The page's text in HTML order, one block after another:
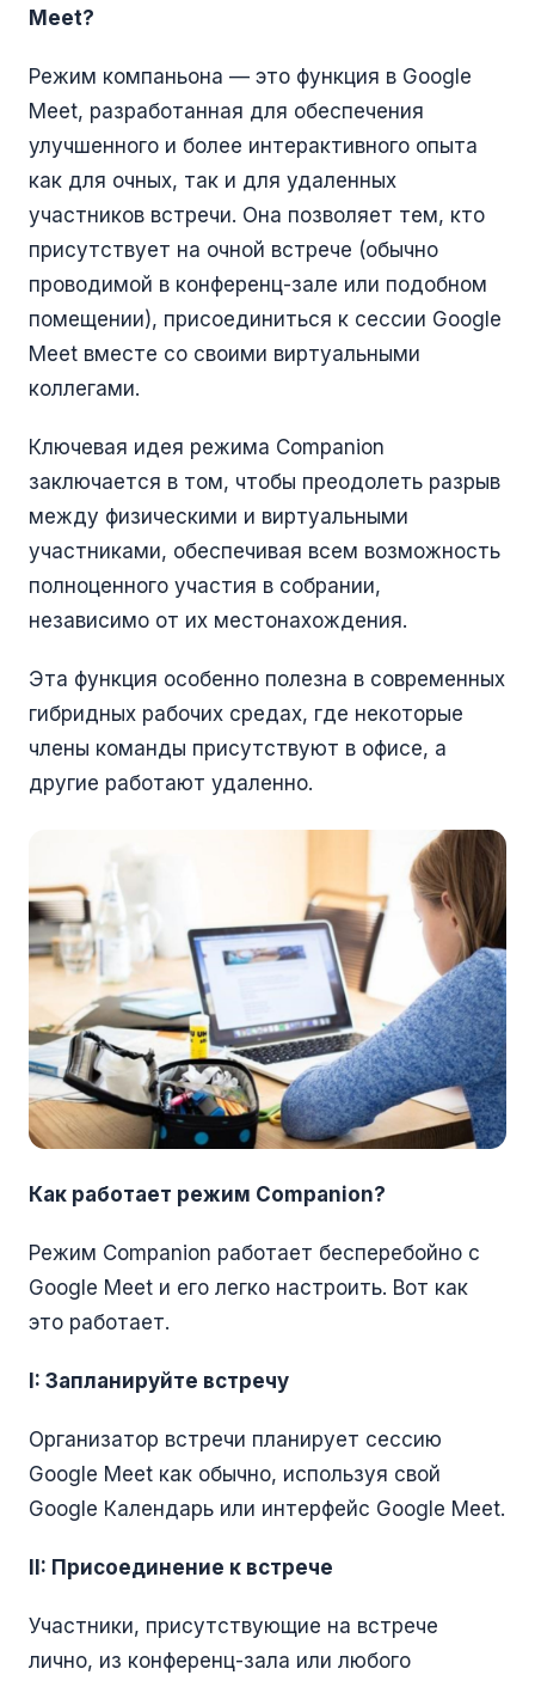
Meet?
Режим компаньона — это функция в Google
Meet, разработанная для обеспечения
улучшенного и более интерактивного опыта
как для очных, так и для удаленных
участников встречи. Она позволяет тем, кто
присутствует на очной встрече (обычно
проводимой в конференц-зале или подобном
помещении), присоединиться к сессии Google
Meet вместе со своими виртуальными
коллегами.
Ключевая идея режима Companion
заключается в том, чтобы преодолеть разрыв
между физическими и виртуальными
участниками, обеспечивая всем возможность
полноценного участия в собрании,
независимо от их местонахождения.
Эта функция особенно полезна в современных
гибридных рабочих средах, где некоторые
члены команды присутствуют в офисе, а
другие работают удаленно.
Как работает режим Companion?
Режим Companion работает бесперебойно с
Google Meet и его легко настроить. Вот как
это работает.
I: Запланируйте встречу
Организатор встречи планирует сессию
Google Meet как обычно, используя свой
Google Календарь или интерфейс Google Meet.
II: Присоединение к встрече
Участники, присутствующие на встрече
лично, из конференц-зала или любого